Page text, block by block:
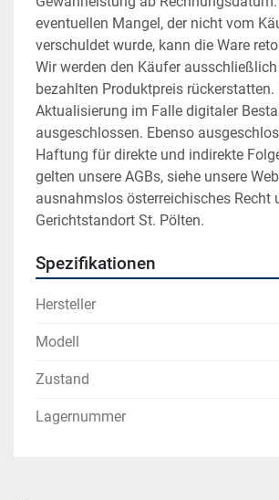
eventuellen Mangel, der nicht vom
verschuldet wurde, kann die Ware
Wir werden den Käufer
bezahlten Produktpreis rückerstatten.
Aktualisierung im Falle digitaler
ausgeschlossen. Ebenso
Haftung für direkte und indirekte
gelten unsere AGBs, siehe unsere
ausnahmslos österreichisches Recht
Gerichtstandort St. Pölten.
Spezifikationen
Hersteller
Modell
Zustand
Lagernummer